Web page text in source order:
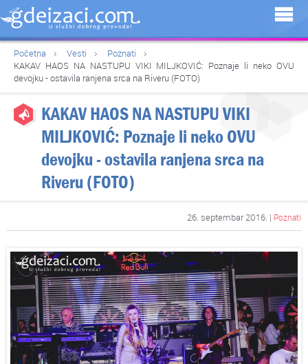
Početna Vesti
Poznati
KAKAV HAOS NA NASTUPU VIKI MILJKOVIĆ: Poznaje li neko OVU
devojku - ostavila ranjena srca na Riveru (FOTO)
KAKAV HAOS NA NASTUPU VIKI
MILJKOVIĆ: Poznaje li neko OVU
devojku - ostavila ranjena srca na
Riveru (FOTO)
26. septembar 2016. | Poznati